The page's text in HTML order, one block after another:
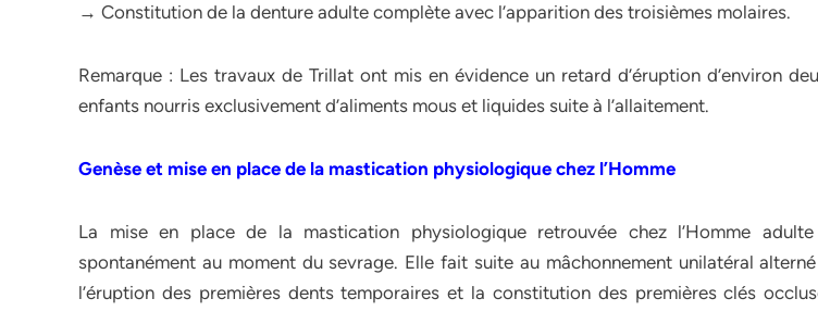
→ Constitution de la denture adulte complète avec l’apparition des troisièmes molaires.
Remarque : Les travaux de Trillat ont mis en évidence un retard d’éruption d’environ
enfants nourris exclusivement d’aliments mous et liquides suite à l’allaitement.
Genèse et mise en place de la mastication physiologique chez l’Homme
La mise en place de la mastication physiologique retrouvée chez l’Homme
spontanément au moment du sevrage. Elle fait suite au mâchonnement unilatéral
l’éruption des premières dents temporaires et la constitution des premières clés